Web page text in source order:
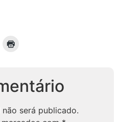
será publicado.